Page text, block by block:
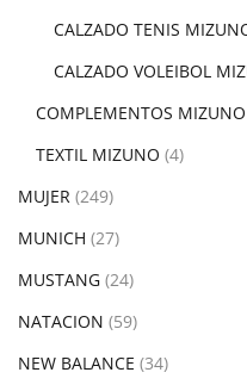
CALZADO TENIS
CALZADO VOLEIBOL
COMPLEMENTOS MIZUNO
TEXTIL MIZUNO (4)
MUJER (249)
MUNICH (27)
MUSTANG (24)
NATACION (59)
NEW BALANCE (34)